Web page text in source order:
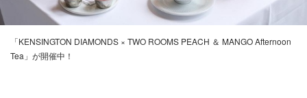
「KENSINGTON DIAMONDS × TWO ROOMS PEACH ＆ MANGO Afternoon
Tea」が開催中！